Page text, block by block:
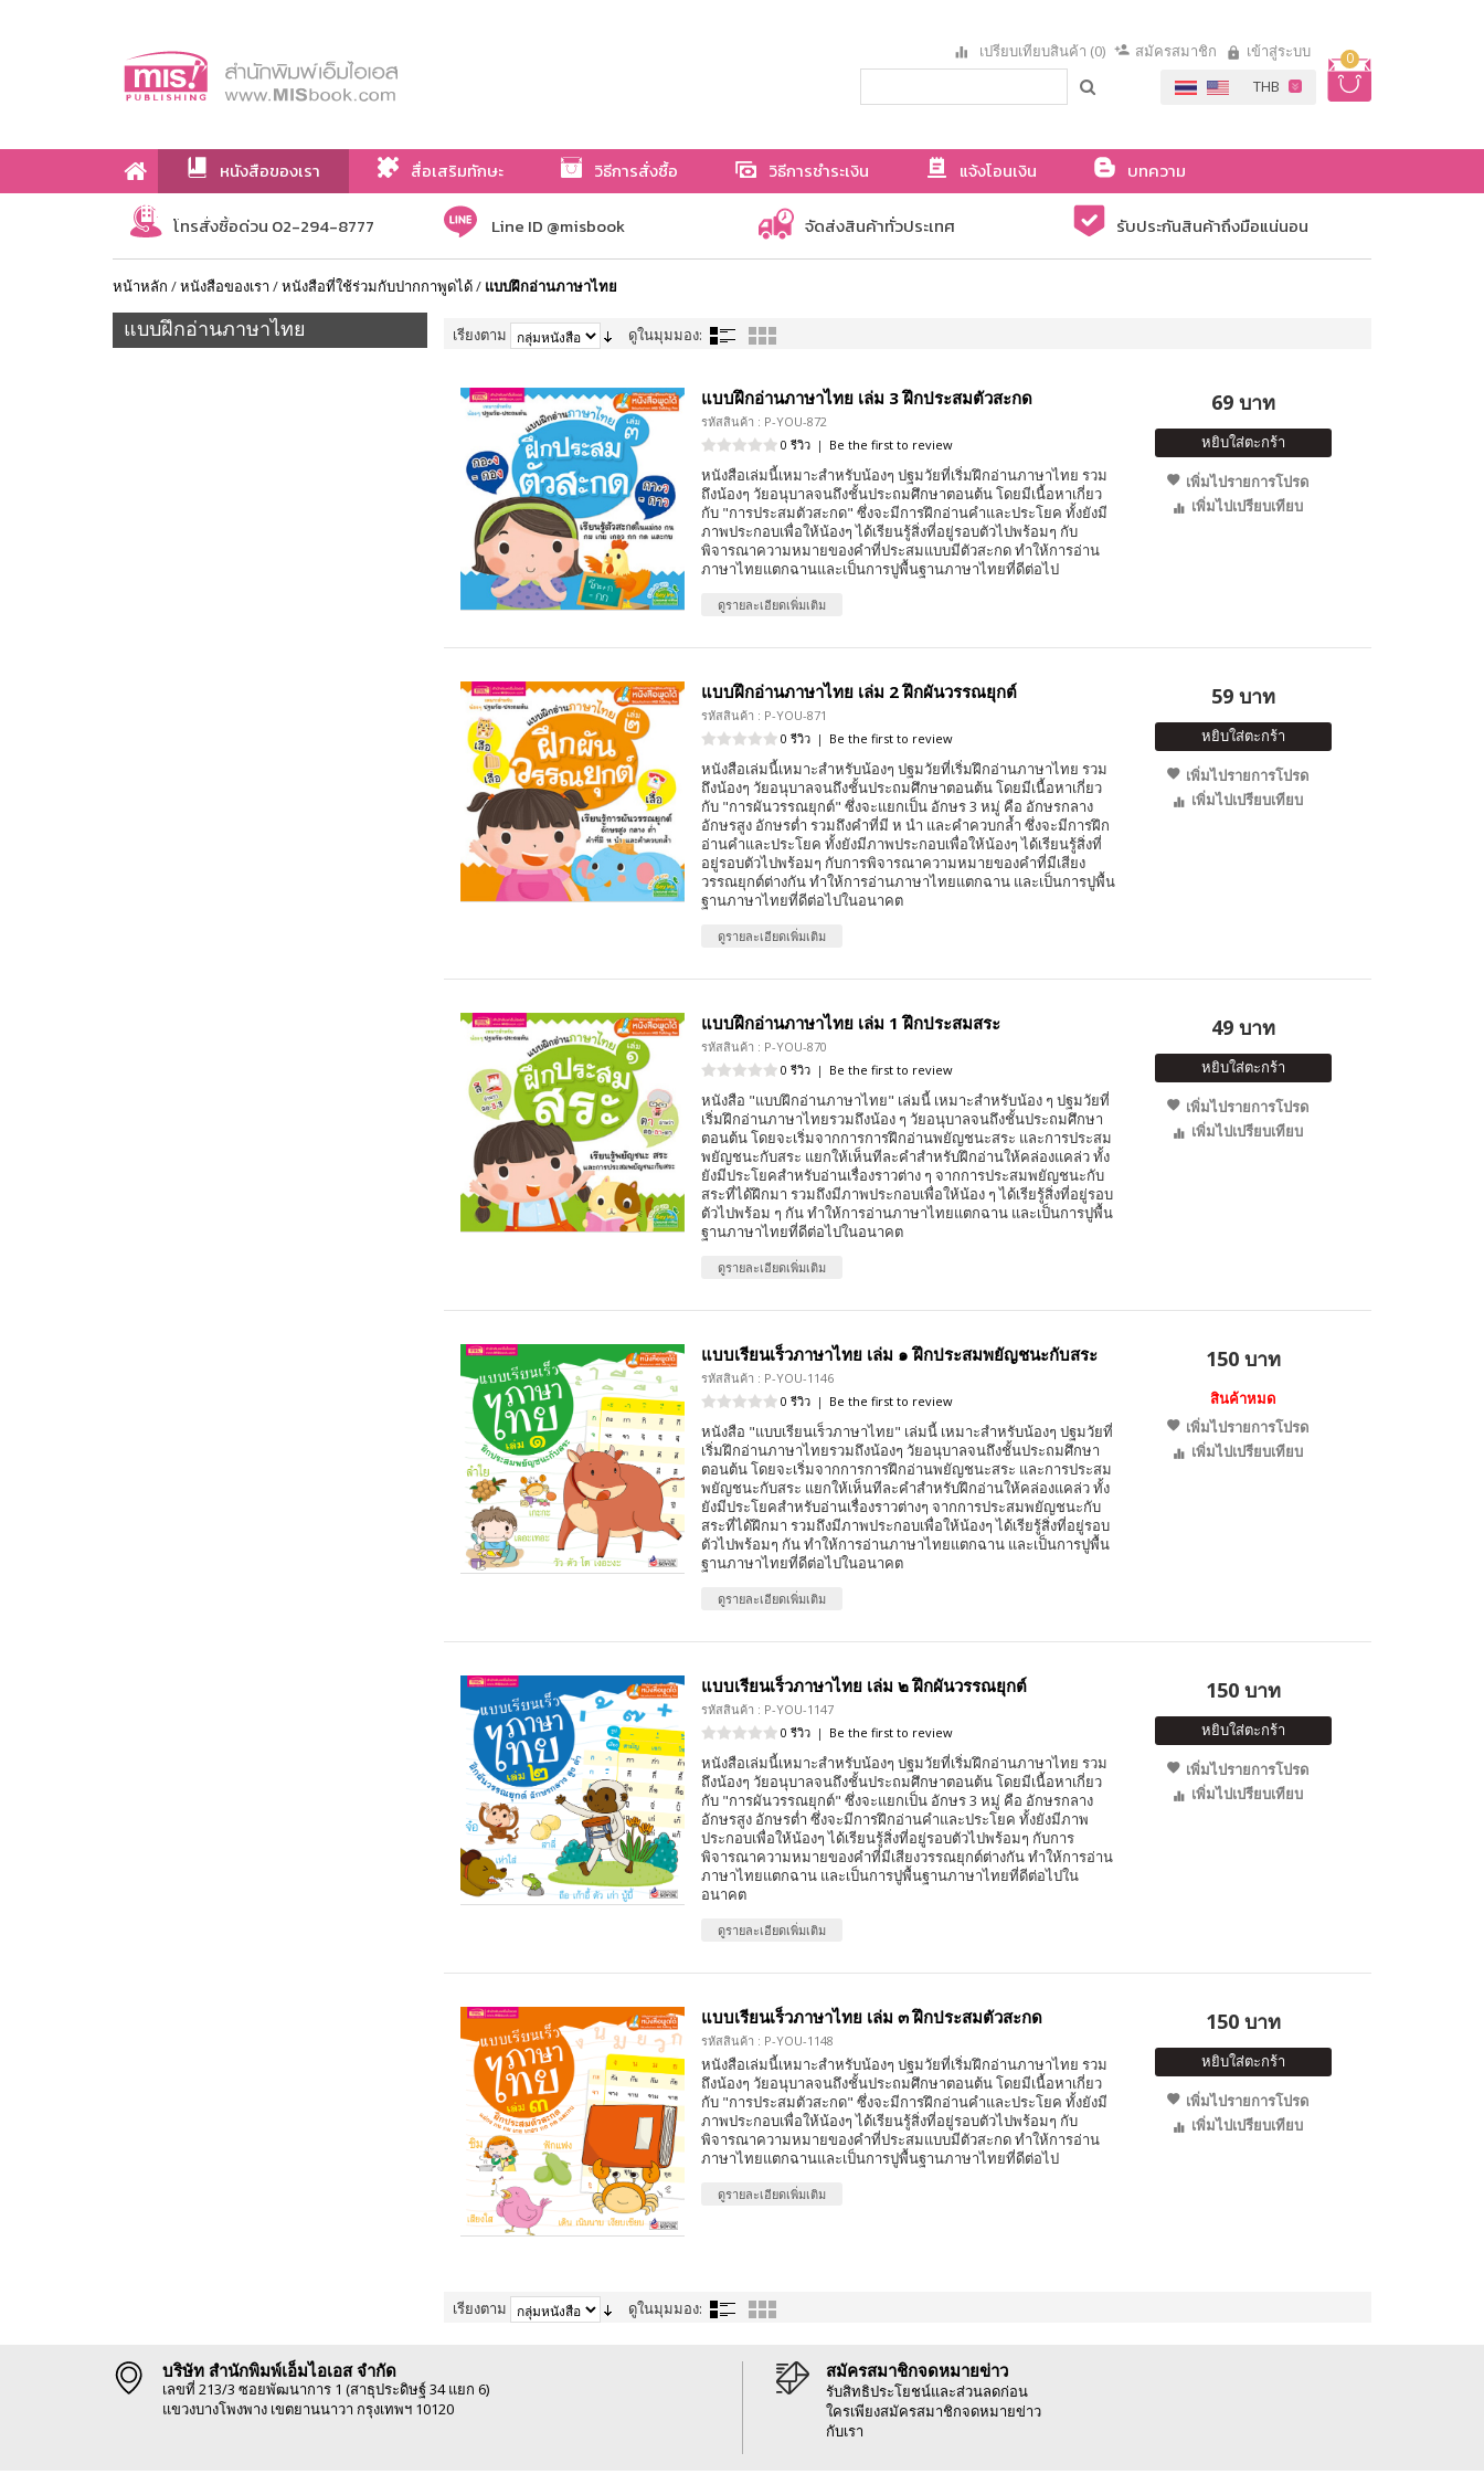
0
เปรียบเทียบสินค้า (0) สมัครสมาชิก เข้าสู่ระบบ
หนังสือของเรา สื่อเสริมทักษะ วิธีการสั่งซื้อ วิธีการชำระเงิน แจ้งโอนเงิน
บทความ
เกี่ยวกับเรา
โทรสั่งซื้อด่วน 02-294-8777 Line ID @misbook จัดส่งสินค้าทั่วประเทศ รับประกันสินค้าถึงมือแน่นอน
หน้าหลัก /หนังสือของเรา /หนังสือที่ใช้ร่วมกับปากกาพูดได้/ แบบฝึกอ่านภาษาไทย
แบบฝึกอ่านภาษาไทย เรียงตาม ดูในมุมมอง:
แบบฝึกอ่านภาษาไทย เล่ม 3 ฝึกประสมตัวสะกด
รหัสสินค้า : P-YOU-872
0 รีวิว | Be the first to review
หนังสือเล่มนี้เหมาะสำหรับน้องๆ ปฐมวัยที่เริ่มฝึกอ่านภาษาไทย รวม
ถึงน้องๆ วัยอนุบาลจนถึงชั้นประถมศึกษาตอนต้น โดยมีเนื้อหาเกี่ยว
กับ "การประสมตัวสะกด" ซึ่งจะมีการฝึกอ่านคำและประโยค ทั้งยังมี
ภาพประกอบเพื่อให้น้องๆ ได้เรียนรู้สิ่งที่อยู่รอบตัวไปพร้อมๆ กับ
พิจารณาความหมายของคำที่ประสมแบบมีตัวสะกด ทำให้การอ่าน
ภาษาไทยแตกฉานและเป็นการปูพื้นฐานภาษาไทยที่ดีต่อไป
ดูรายละเอียดเพิ่มเติม
69 บาท
หยิบใส่ตะกร้า
เพิ่มไปรายการโปรด
เพิ่มไปเปรียบเทียบ
แบบฝึกอ่านภาษาไทย เล่ม 2 ฝึกผันวรรณยุกต์
รหัสสินค้า : P-YOU-871
0 รีวิว | Be the first to review
หนังสือเล่มนี้เหมาะสำหรับน้องๆ ปฐมวัยที่เริ่มฝึกอ่านภาษาไทย รวม
ถึงน้องๆ วัยอนุบาลจนถึงชั้นประถมศึกษาตอนต้น โดยมีเนื้อหาเกี่ยว
กับ "การผันวรรณยุกต์" ซึ่งจะแยกเป็น อักษร 3 หมู่ คือ อักษรกลาง
อักษรสูง อักษรต่ำ รวมถึงคำที่มี ห นำ และคำควบกล้ำ ซึ่งจะมีการฝึก
อ่านคำและประโยค ทั้งยังมีภาพประกอบเพื่อให้น้องๆ ได้เรียนรู้สิ่งที่
อยู่รอบตัวไปพร้อมๆ กับการพิจารณาความหมายของคำที่มีเสียง
วรรณยุกต์ต่างกัน ทำให้การอ่านภาษาไทยแตกฉาน และเป็นการปูพื้น
ฐานภาษาไทยที่ดีต่อไปในอนาคต
ดูรายละเอียดเพิ่มเติม
59 บาท
หยิบใส่ตะกร้า
เพิ่มไปรายการโปรด
เพิ่มไปเปรียบเทียบ
แบบฝึกอ่านภาษาไทย เล่ม 1 ฝึกประสมสระ
รหัสสินค้า : P-YOU-870
0 รีวิว | Be the first to review
หนังสือ "แบบฝึกอ่านภาษาไทย" เล่มนี้ เหมาะสำหรับน้อง ๆ ปฐมวัยที่
เริ่มฝึกอ่านภาษาไทยรวมถึงน้อง ๆ วัยอนุบาลจนถึงชั้นประถมศึกษา
ตอนต้น โดยจะเริ่มจากการการฝึกอ่านพยัญชนะสระ และการประสม
พยัญชนะกับสระ แยกให้เห็นทีละคำสำหรับฝึกอ่านให้คล่องแคล่ว ทั้ง
ยังมีประโยคสำหรับอ่านเรื่องราวต่าง ๆ จากการประสมพยัญชนะกับ
สระที่ได้ฝึกมา รวมถึงมีภาพประกอบเพื่อให้น้อง ๆ ได้เรียรู้สิ่งที่อยู่รอบ
ตัวไปพร้อม ๆ กัน ทำให้การอ่านภาษาไทยแตกฉาน และเป็นการปูพื้น
ฐานภาษาไทยที่ดีต่อไปในอนาคต
ดูรายละเอียดเพิ่มเติม
49 บาท
หยิบใส่ตะกร้า
เพิ่มไปรายการโปรด
เพิ่มไปเปรียบเทียบ
แบบเรียนเร็วภาษาไทย เล่ม ๑ ฝึกประสมพยัญชนะกับสระ
รหัสสินค้า : P-YOU-1146
0 รีวิว | Be the first to review
หนังสือ "แบบเรียนเร็วภาษาไทย" เล่มนี้ เหมาะสำหรับน้องๆ ปฐมวัยที่
เริ่มฝึกอ่านภาษาไทยรวมถึงน้องๆ วัยอนุบาลจนถึงชั้นประถมศึกษา
ตอนต้น โดยจะเริ่มจากการการฝึกอ่านพยัญชนะสระ และการประสม
พยัญชนะกับสระ แยกให้เห็นทีละคำสำหรับฝึกอ่านให้คล่องแคล่ว ทั้ง
ยังมีประโยคสำหรับอ่านเรื่องราวต่างๆ จากการประสมพยัญชนะกับ
สระที่ได้ฝึกมา รวมถึงมีภาพประกอบเพื่อให้น้องๆ ได้เรียรู้สิ่งที่อยู่รอบ
ตัวไปพร้อมๆ กัน ทำให้การอ่านภาษาไทยแตกฉาน และเป็นการปูพื้น
ฐานภาษาไทยที่ดีต่อไปในอนาคต
ดูรายละเอียดเพิ่มเติม
150 บาท
สินค้าหมด
เพิ่มไปรายการโปรด
เพิ่มไปเปรียบเทียบ
แบบเรียนเร็วภาษาไทย เล่ม ๒ ฝึกผันวรรณยุกต์
รหัสสินค้า : P-YOU-1147
0 รีวิว | Be the first to review
หนังสือเล่มนี้เหมาะสำหรับน้องๆ ปฐมวัยที่เริ่มฝึกอ่านภาษาไทย รวม
ถึงน้องๆ วัยอนุบาลจนถึงชั้นประถมศึกษาตอนต้น โดยมีเนื้อหาเกี่ยว
กับ "การผันวรรณยุกต์" ซึ่งจะแยกเป็น อักษร 3 หมู่ คือ อักษรกลาง
อักษรสูง อักษรต่ำ ซึ่งจะมีการฝึกอ่านคำและประโยค ทั้งยังมีภาพ
ประกอบเพื่อให้น้องๆ ได้เรียนรู้สิ่งที่อยู่รอบตัวไปพร้อมๆ กับการ
พิจารณาความหมายของคำที่มีเสียงวรรณยุกต์ต่างกัน ทำให้การอ่าน
ภาษาไทยแตกฉาน และเป็นการปูพื้นฐานภาษาไทยที่ดีต่อไปใน
อนาคต
ดูรายละเอียดเพิ่มเติม
150 บาท
หยิบใส่ตะกร้า
เพิ่มไปรายการโปรด
เพิ่มไปเปรียบเทียบ
แบบเรียนเร็วภาษาไทย เล่ม ๓ ฝึกประสมตัวสะกด
รหัสสินค้า : P-YOU-1148
หนังสือเล่มนี้เหมาะสำหรับน้องๆ ปฐมวัยที่เริ่มฝึกอ่านภาษาไทย รวม
ถึงน้องๆ วัยอนุบาลจนถึงชั้นประถมศึกษาตอนต้น โดยมีเนื้อหาเกี่ยว
กับ "การประสมตัวสะกด" ซึ่งจะมีการฝึกอ่านคำและประโยค ทั้งยังมี
ภาพประกอบเพื่อให้น้องๆ ได้เรียนรู้สิ่งที่อยู่รอบตัวไปพร้อมๆ กับ
พิจารณาความหมายของคำที่ประสมแบบมีตัวสะกด ทำให้การอ่าน
ภาษาไทยแตกฉานและเป็นการปูพื้นฐานภาษาไทยที่ดีต่อไป
ดูรายละเอียดเพิ่มเติม
150 บาท
หยิบใส่ตะกร้า
เพิ่มไปรายการโปรด
เพิ่มไปเปรียบเทียบ
เรียงตาม ดูในมุมมอง:
บริษัท สำนักพิมพ์เอ็มไอเอส จำกัด
เลขที่ 213/3 ซอยพัฒนาการ 1 (สาธุประดิษฐ์ 34 แยก 6)
แขวงบางโพงพาง เขตยานนาวา กรุงเทพฯ 10120
สมัครสมาชิกจดหมายข่าว
รับสิทธิประโยชน์และส่วนลดก่อน
ใครเพียงสมัครสมาชิกจดหมายข่าว
กับเรา